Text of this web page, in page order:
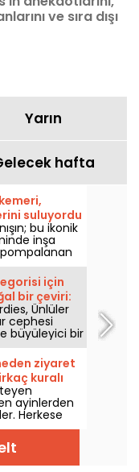
ve sıra dışı
Yarın
hafta
suluyordu
bu ikonik
inşa
bir
kalma
önüne serilen
için
bir çeviri:
eski
92.
Honoré de
izlerini
Ünlüler
cephesi
büyüleyici bir
ardından
evi,
ediyor.
alan bu
bir
ziyaret
kuralı
ayinlerden
Herkese
kutlamaya
akışını